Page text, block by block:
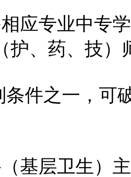
相应专业中专
护、药、技
条件之一，可
（基层卫生）